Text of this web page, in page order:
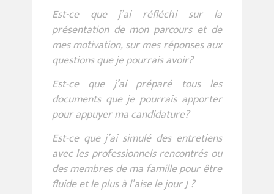
Est-ce que j’ai réfléchi sur la
présentation de mon parcours et de
mes motivation, sur mes réponses aux
questions que je pourrais avoir?
Est-ce que j’ai préparé tous les
documents que je pourrais apporter
pour appuyer ma candidature?
Est-ce que j’ai simulé des entretiens
avec les professionnels rencontrés ou
des membres de ma famille pour être
fluide et le plus à l’aise le jour J ?